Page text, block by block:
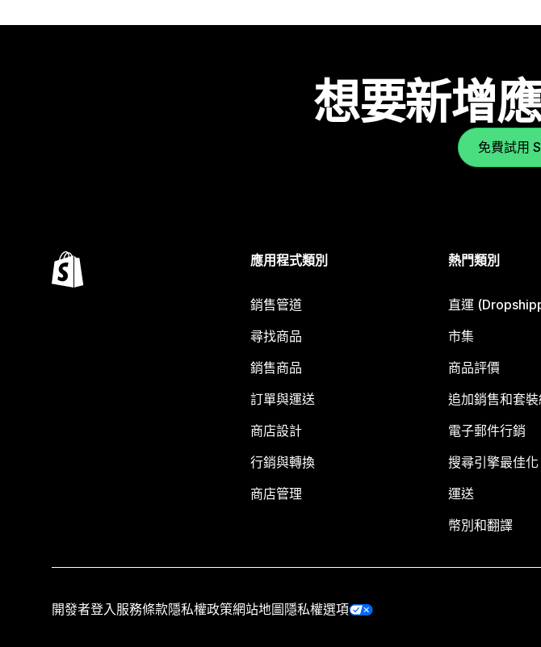
想要新增
免費試用
應用程式類別
銷售管道
尋找商品
銷售商品
訂單與運送
商店設計
行銷與轉換
商店管理
熱門類別
直運
市集
商品評價
追加銷售和套
電子郵件行銷
搜尋引擎最佳
運送
幣別和翻譯
開發者登入服務條款隱私權政策網站地圖 隱私權選項